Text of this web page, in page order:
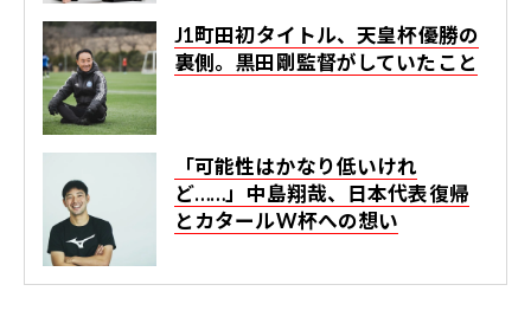
J1町田初タイトル、天皇杯優勝の
裏側。黒田剛監督がしていたこと
「可能性はかなり低いけれ
ど……」中島翔哉、日本代表復帰
とカタールW杯への想い